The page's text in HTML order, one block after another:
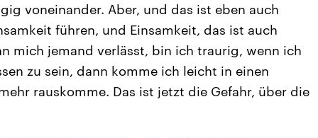
voneinander. Aber, und das ist eben auch
führen, und Einsamkeit, das ist auch
mich jemand verlässt, bin ich traurig, wenn ich
zu sein, dann komme ich leicht in einen
rauskomme. Das ist jetzt die Gefahr, über die